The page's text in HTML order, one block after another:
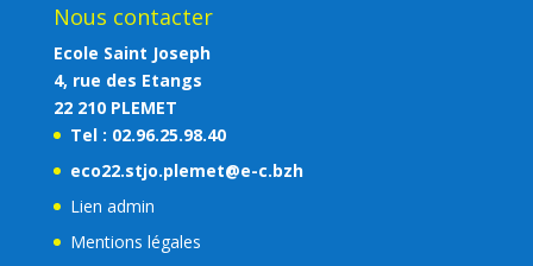
Nous contacter
Ecole Saint Joseph
4, rue des Etangs
22 210 PLEMET
Tel : 02.96.25.98.40
eco22.stjo.plemet@e-c.bzh
Lien admin
Mentions légales